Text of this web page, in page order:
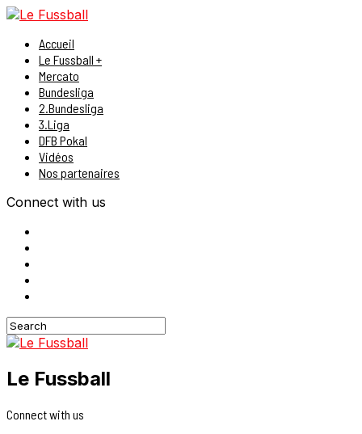
Accueil
Le Fussball +
Mercato
Bundesliga
2.Bundesliga
3.Liga
DFB Pokal
Vidéos
Nos partenaires
Connect with us
Le Fussball
Connect with us